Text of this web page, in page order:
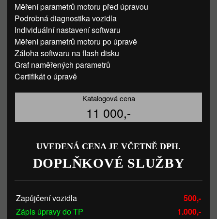
Měření parametrů motoru před úpravou
Podrobná diagnostika vozidla
Individuální nastavení softwaru
Měření parametrů motoru po úpravě
Záloha softwaru na flash disku
Graf naměřených parametrů
Certifikát o úpravě
Katalogová cena
11 000,-
UVEDENÁ CENA JE VČETNĚ DPH.
DOPLŇKOVÉ SLUŽBY
Zapůjčení vozidla
500,-
Zápis úpravy do TP
1.000,-